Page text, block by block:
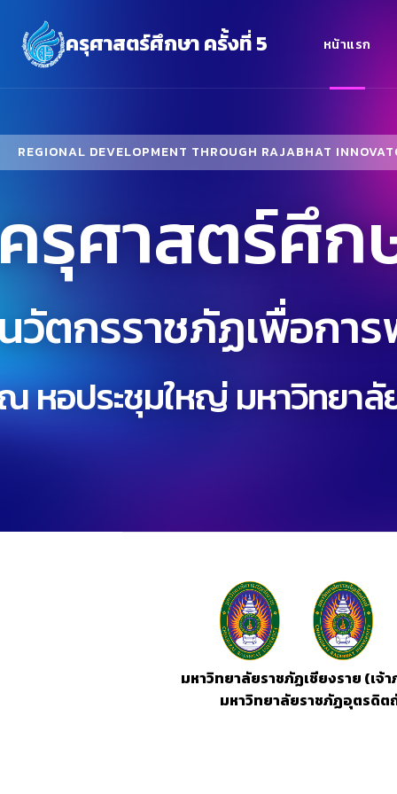
ครุศาสตร์ศึกษา ครั้งที่ 5 หน้าแรก
REGIONAL DEVELOPMENT THROUGH RAJABHAT
รุศาสตร์ศึก
วัตกรราชภัฏเพื่อกา
หอประชุมใหญ่ มหาวิทยาลั
มหาวิทยาลัยราชภัฏเชียงราย (เ
มหาวิทยาลัยราชภัฏอุตรดิต